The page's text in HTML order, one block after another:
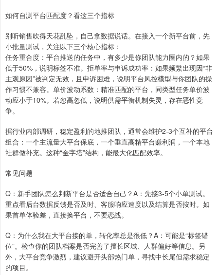
如何自测平台匹配度？看这三个指标
别听销售吹得天花乱坠，自己拿数据说话。在接入一个新平台前，先
小批量测试，关注以下三个核心指标：
任务重合度：平台推送的任务中，有多少是你团队能力圈内的？如果
低于50%，说明标签不准。拒单率与申诉成功率：如果频繁出现因“非
主观原因”被判定无效，且申诉困难，说明平台风控模型与你团队的操
作习惯不兼容。单价波动系数：精准匹配的平台，同类型任务单价波
动应小于10%。若忽高忽低，说明供需平衡机制失灵，存在恶性竞
争。
据行业内部调研，稳定盈利的地推团队，通常会维护2-3个互补的平台
组合：一个主流量大平台保底，一个垂直高精平台赚利润，一个本地
社群做补充。这种“金字塔”结构，能最大化匹配效率。
常见问题
Q：新手团队怎么判断平台是否适合自己？A：先接3-5个小单测试。
重点看后台数据反馈是否及时、客服响应速度以及结算是否按时。如
果首单体验差，直接换平台，不要恋战。
Q：为什么我在大平台接的单，转化率总是很低？A：可能是“标签错
位”。检查你的团队档案是否完善了擅长区域、人群偏好等信息。另
外，大平台竞争激烈，建议避开头部热门单，寻找中长尾但需求稳定
的项目。